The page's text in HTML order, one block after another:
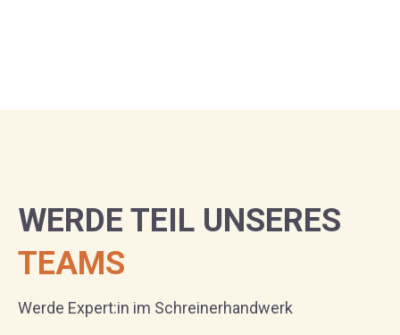
WERDE TEIL UNSERES
TEAMS
Werde Expert:in im Schreinerhandwerk